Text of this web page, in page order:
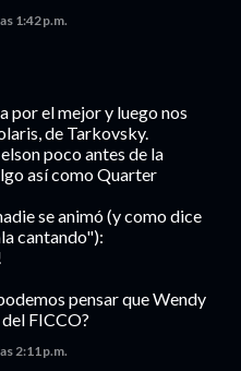
1:42 p.m.
por el mejor y luego nos
de Tarkovsky.
poco antes de la
así como Quarter
se animó (y como dice
cantando"):
pensar que Wendy
FICCO?
2:11 p.m.